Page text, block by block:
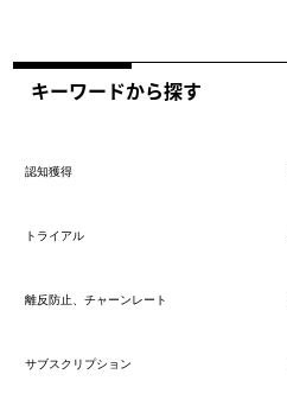
キーワードから探す
認知獲得
トライアル
離反防止、チャーンレート
サブスクリプション